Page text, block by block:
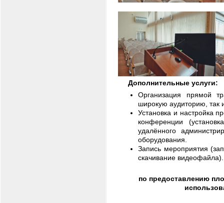
Дополнительные услуги:
Организация прямой
широкую аудиторию, так
Установка и настройка
конференции
удалённого
оборудования.
Запись мероприятия
скачивание видеофайла).
по предоставлению